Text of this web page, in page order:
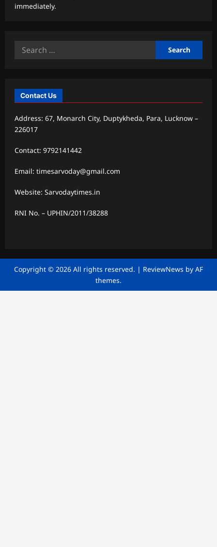
immediately.
Search
Contact Us
Address: 67, Monarch City, Duptykheda, Para, Lucknow –
226017
Contact: 9792141442
Email: timesarvoday@gmail.com
Website: Sarvodaytimes.in
RNI No. – UPHIN/2011/38288
Copyright © 2026 All rights reserved. | ReviewNews by AF
themes.